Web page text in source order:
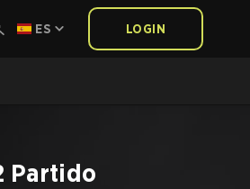
ES LOGIN
Partido